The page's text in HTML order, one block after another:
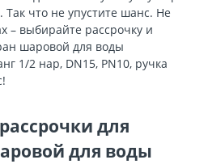
Так что не упустите шанс. Не
– выбирайте рассрочку и
шаровой для воды
1/2 нар, DN15, PN10, ручка
для
для воды